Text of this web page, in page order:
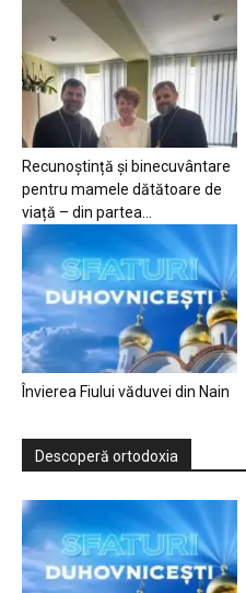
Recunoștință și binecuvântare
pentru mamele dătătoare de
viață – din partea...
Învierea Fiului văduvei din Nain
Descoperă ortodoxia